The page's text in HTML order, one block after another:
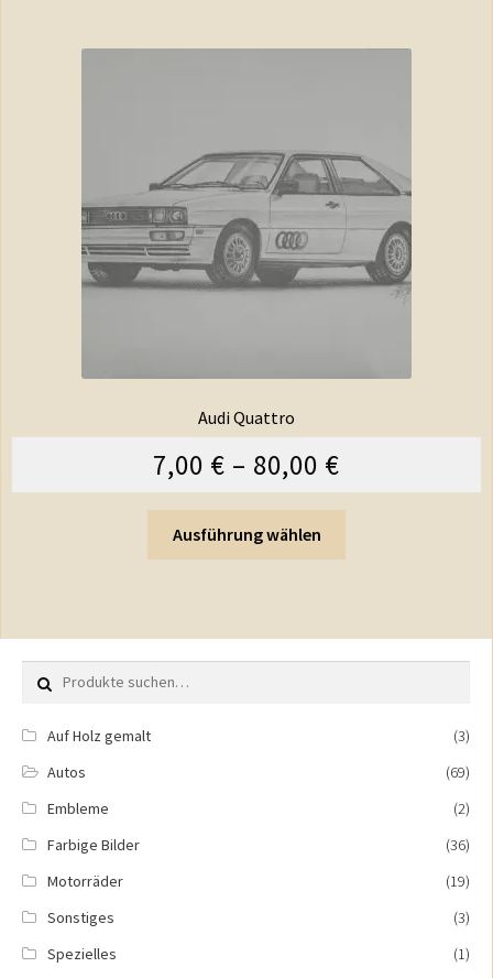
Audi Quattro
7,00 € – 80,00 €
Ausführung wählen
Suche nach:
Auf Holz gemalt
(3)
Autos
(69)
Embleme
(2)
Farbige Bilder
(36)
Motorräder
(19)
Sonstiges
(3)
Spezielles
(1)